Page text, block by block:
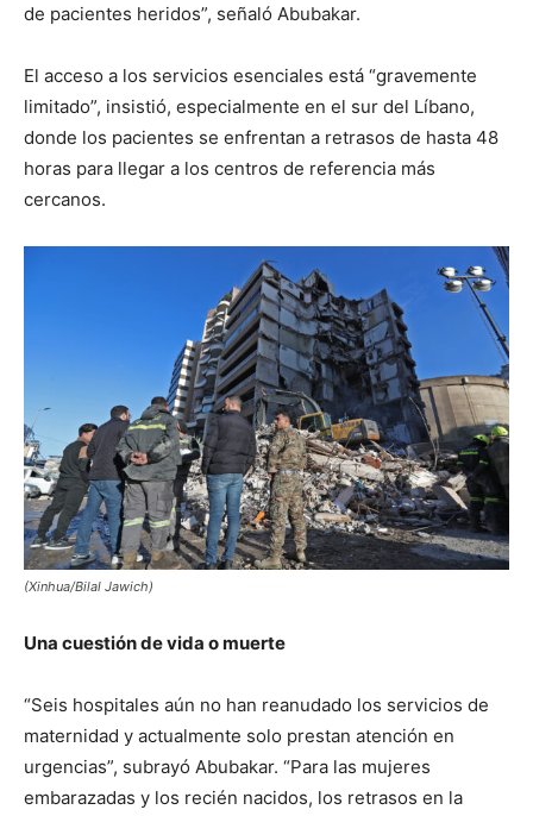
de pacientes heridos”, señaló Abubakar.
El acceso a los servicios esenciales está “gravemente
limitado”, insistió, especialmente en el sur del Líbano,
donde los pacientes se enfrentan a retrasos de hasta 48
horas para llegar a los centros de referencia más
cercanos.
(Xinhua/Bilal Jawich)
Una cuestión de vida o muerte
“Seis hospitales aún no han reanudado los servicios de
maternidad y actualmente solo prestan atención en
urgencias”, subrayó Abubakar. “Para las mujeres
embarazadas y los recién nacidos, los retrasos en la